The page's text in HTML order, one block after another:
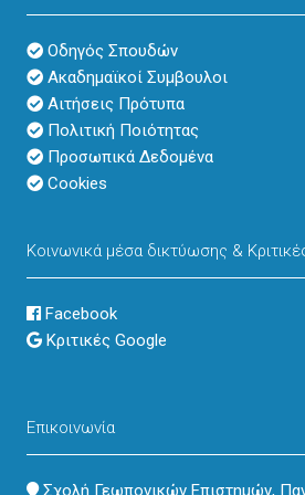
Οδηγός Σπουδών
Ακαδημαϊκοί Συμβουλοι
Αιτήσεις Πρότυπα
Πολιτική Ποιότητας
Προσωπικά Δεδομένα
Cookies
Κοινωνικά μέσα δικτύωσης &
Facebook
Κριτικές Google
Επικοινωνία
address
Σχολή Γεωπονικών Επιστημών,